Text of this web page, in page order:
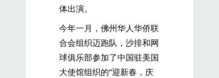
体出演。
今年一月，佛州华人华侨联
合会组织迈跑队，沙排和网
球俱乐部参加了中国驻美国
大使馆组织的“迎新春，庆